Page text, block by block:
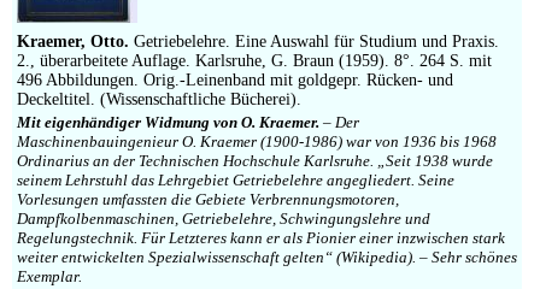
Kraemer, Otto. Getriebelehre. Eine Auswahl für Studium und Praxis.
2., überarbeitete Auflage. Karlsruhe, G. Braun (1959). 8°. 264 S. mit
496 Abbildungen. Orig.-Leinenband mit goldgepr. Rücken- und
Deckeltitel. (Wissenschaftliche Bücherei).
Mit eigenhändiger Widmung von O. Kraemer. – Der
Maschinenbauingenieur O. Kraemer (1900-1986) war von 1936 bis 1968
Ordinarius an der Technischen Hochschule Karlsruhe. „Seit 1938 wurde
seinem Lehrstuhl das Lehrgebiet Getriebelehre angegliedert. Seine
Vorlesungen umfassten die Gebiete Verbrennungsmotoren,
Dampfkolbenmaschinen, Getriebelehre, Schwingungslehre und
Regelungstechnik. Für Letzteres kann er als Pionier einer inzwischen stark
weiter entwickelten Spezialwissenschaft gelten“ (Wikipedia). – Sehr schönes
Exemplar.